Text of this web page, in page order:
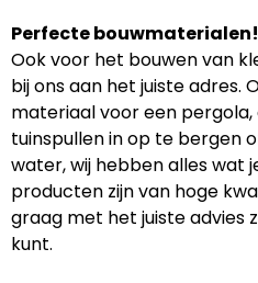
Perfecte bouwmaterialen!
Ook voor het bouwen van
bij ons aan het juiste adres.
materiaal voor een pergola,
tuinspullen in op te bergen
water, wij hebben alles wat
producten zijn van hoge
graag met het juiste advies
kunt.